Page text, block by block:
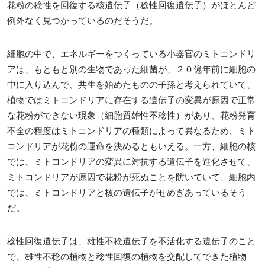
花粉の稔性を回復する核遺伝子（稔性回復遺伝子）がほとんど
例外なく見つかっているのだそうだ。
細胞の中で、エネルギーをつくっている小器官のミトコンドリ
アは、もともと別の生物であった細菌が、２０億年前に細胞の
中に入り込んで、共生を始めたものの子孫と考えられていて、
植物ではミトコンドリアに存在する遺伝子の変異が原因で正常
な花粉ができない現象（細胞質雄性不稔性）があり、花粉発育
不全の程度はミトコンドリアの種類によって異なるため、ミト
コンドリアが花粉の運命を決めるともいえる。一方、細胞の核
では、ミトコンドリアの変異に対抗する遺伝子を進化させて、
ミトコンドリアが原因で花粉が死ぬことを防いでいて、細胞内
では、ミトコンドリアと核の遺伝子がせめぎあっているそう
だ。
稔性回復遺伝子は、雄性不稔遺伝子を不活化する遺伝子のこと
で、雄性不稔の植物と稔性回復の植物を交配してできた植物